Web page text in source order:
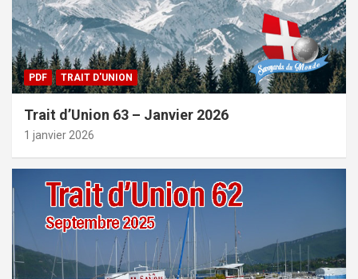
PDF TRAIT D'UNION
Trait d’Union 63 – Janvier 2026
1 janvier 2026